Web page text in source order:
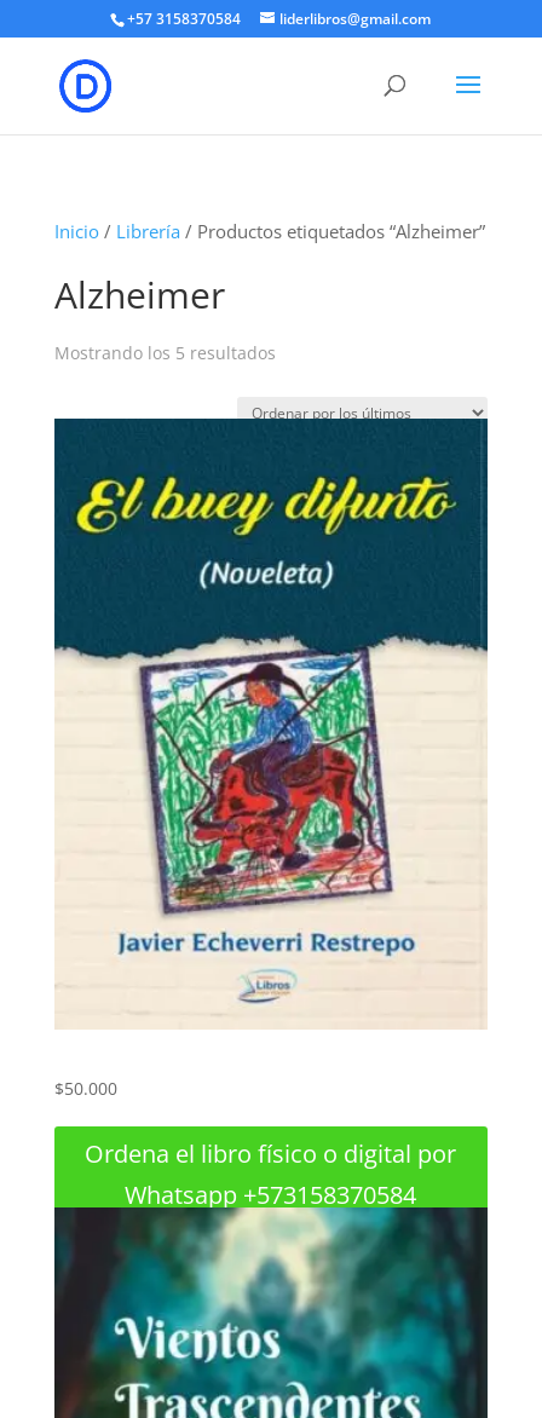
+57 3158370584 liderlibros@gmail.com
Inicio/ Librería / Productos etiquetados “Alzheimer”
Alzheimer
Mostrando los 5 resultadosOrdenado
por
últimos
$50.000
Ordena el libro físico o digital por
Whatsapp +573158370584